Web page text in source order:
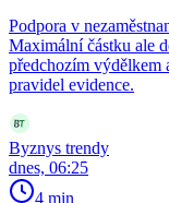
Podpora v
Maximální částku ale
předchozím výdělkem
pravidel evidence.
Byznys trendy
dnes, 06:25
4 min